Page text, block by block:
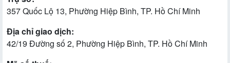
357 Quốc Lộ 13, Phường Hiệp Bình, TP. Hồ Chí Minh
Địa chỉ giao dịch:
42/19 Đường số 2, Phường Hiệp Bình, TP. Hồ Chí Minh